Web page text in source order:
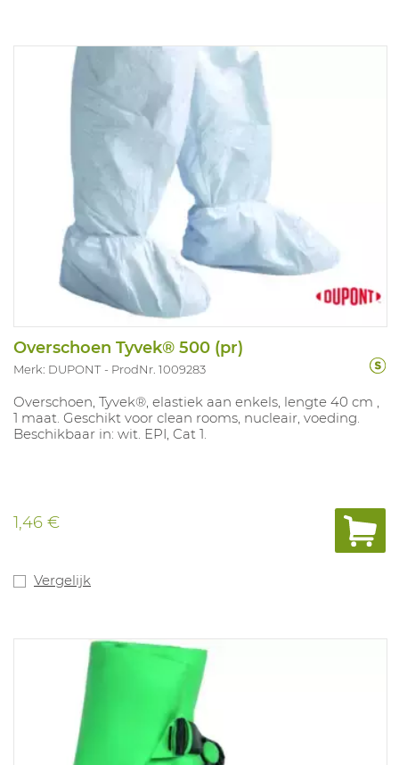
Overschoen Tyvek® 500 (pr)
Merk: DUPONT ProdNr. 1009283
Overschoen, Tyvek®, elastiek aan enkels, lengte 40 cm ,
1 maat. Geschikt voor clean rooms, nucleair, voeding.
Beschikbaar in: wit. EPI, Cat 1.
1,46 €
Vergelijk